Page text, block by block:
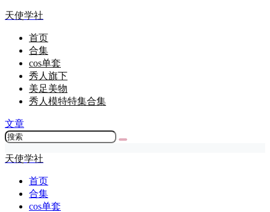
天使学社
首页
合集
cos单套
秀人旗下
美足美物
秀人模特特集合集
文章
天使学社
首页
合集
cos单套